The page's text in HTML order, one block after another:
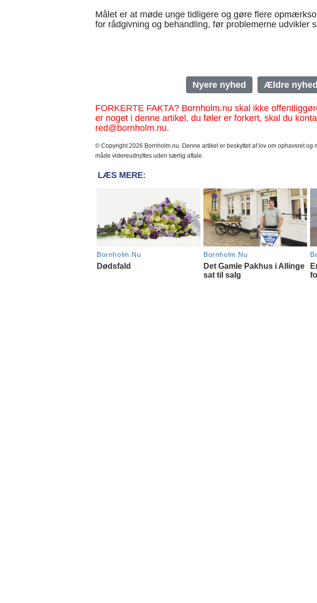
Målet er at møde unge tidligere og gøre flere
for rådgivning og behandling, før problemerne udvikler
Nyere nyhed Ældre nyhed
FORKERTE FAKTA? Bornholm.nu skal ikke
er noget i denne artikel, du føler er forkert, skal du
red@bornholm.nu.
© Copyright 2026 Bornholm.nu. Denne artikel er beskyttet af lov om ophavsret og
måde videreudnyttes uden særlig aftale.